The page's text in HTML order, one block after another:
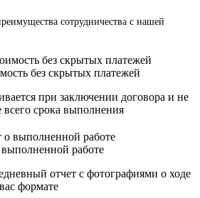
сотрудничества с нашей
без скрытых платежей
при заключении договора и не
всего срока выполнения
работе
отчет с фотографиями о ходе
формате